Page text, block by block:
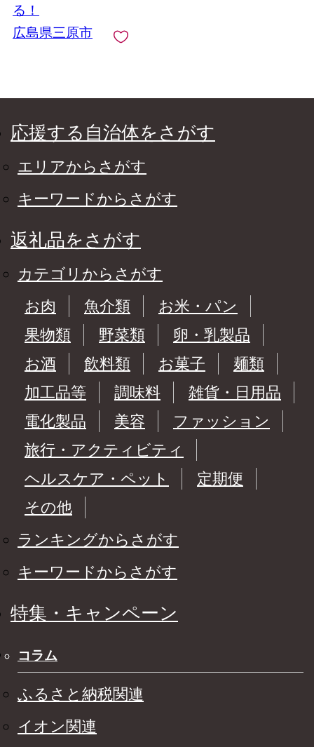
る！
広島県三原市
応援する自治体をさがす
エリアからさがす
キーワードからさがす
返礼品をさがす
カテゴリからさがす
お肉
魚介類
お米・パン
果物類
野菜類
卵・乳製品
お酒
飲料類 お菓子
麺類
加工品等
調味料
雑貨・日用品
電化製品
美容
ファッション
旅行・アクティビティ
ヘルスケア・ペット
定期便
その他
ランキングからさがす
キーワードからさがす
特集・キャンペーン
コラム
ふるさと納税関連
イオン関連